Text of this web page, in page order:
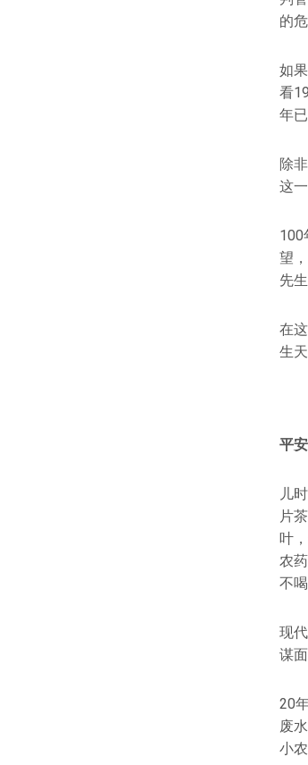
的危
如
看
年
除
这
100
望
先
在
生
平
儿
片
叶
农
不
现
谋
20
废
小